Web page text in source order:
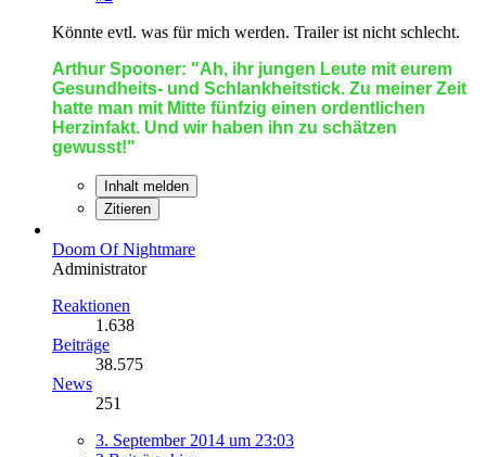
Könnte evtl. was für mich werden. Trailer ist nicht schlecht.
Arthur Spooner: "Ah, ihr jungen Leute mit eurem
Gesundheits- und Schlankheitstick. Zu meiner Zeit
hatte man mit Mitte fünfzig einen ordentlichen
Herzinfakt. Und wir haben ihn zu schätzen
gewusst!"
Inhalt melden
Zitieren
Doom Of Nightmare
Administrator
Reaktionen
1.638
Beiträge
38.575
News
251
3. September 2014 um 23:03